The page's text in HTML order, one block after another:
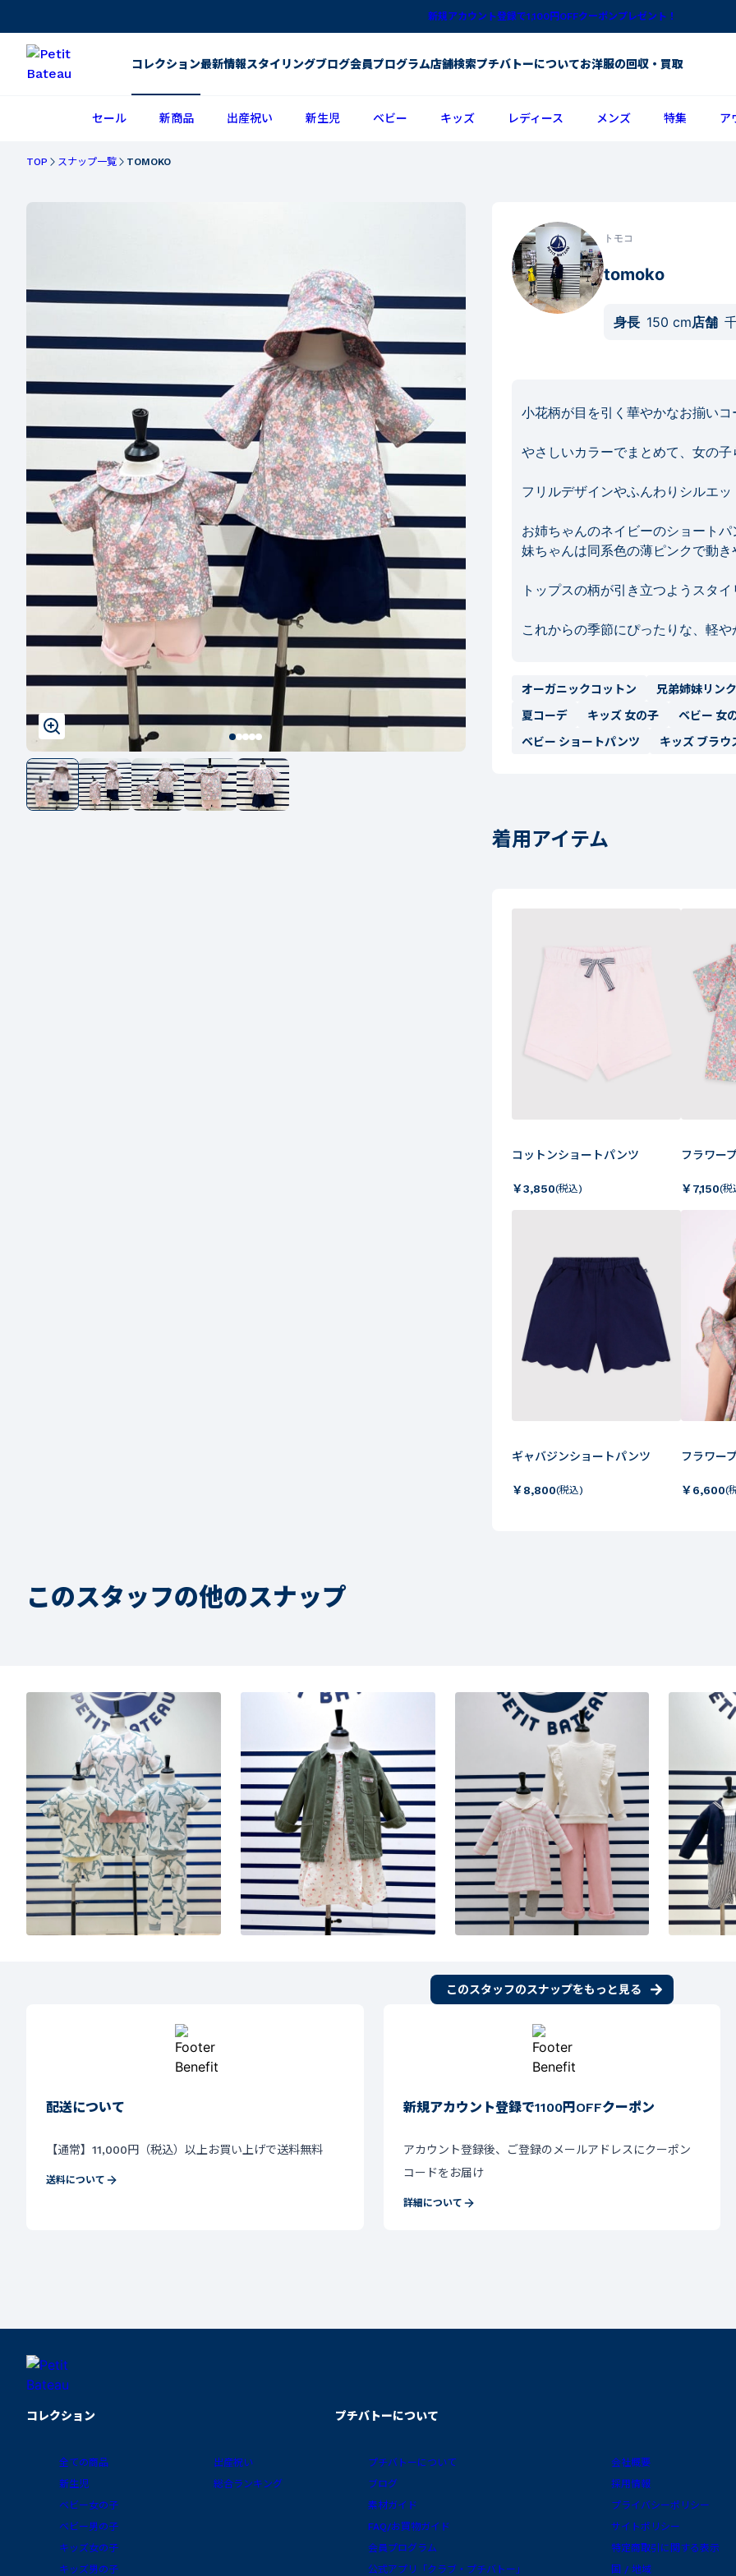
新規アカウント登録で1,100円OFFクーポンプレゼント！
コレクション最新情報スタイリングブログ会員プログラム店舗検索プチバトーについてお洋服の回収・買取
セール 新商品 出産祝い 新生児 ベビー キッズ レディース メンズ 特集 ア
TOP スナップ一覧 TOMOKO
トモコ
tomoko
身長 150 cm店舗
小花柄が目を引く華やかなお揃いコ
やさしいカラーでまとめて、女の
フリルデザインやふんわりシルエ
お姉ちゃんのネイビーのショート
妹ちゃんは同系色の薄ピンクで動
トップスの柄が引き立つようスタ
オーガニックコットン
兄弟姉妹リン
夏コーデ
キッズ 女の子
ベビー 女
ベビー ショートパンツ
キッズ ブラウ
着用アイテム
コットンショートパンツ
￥3,850(税込)
フラワー
￥7,150(税
ギャバジンショートパンツ
￥8,800(税込)
フラワー
￥6,600(
このスタッフの他のスナップ
このスタッフのスナップをもっと見る
配送について
【通常】11,000円（税込）以上お買い上げで送料無料
送料について
新規アカウント登録で1100円OFFクーポン
アカウント登録後、ご登録のメールアドレスにクーポン
コードをお届け
詳細について
コレクション
全ての商品
新生児
ベビー女の子
ベビー男の子
キッズ女の子
キッズ男の子
出産祝い
総合ランキング
プチバトーについて
プチバトーについて
ブログ
素材ガイド
FAQ/お買物ガイド
会員プログラム
公式アプリ「クラブ・プチバトー」
会社概要
採用情報
プライバシーポリシー
サイトポリシー
特定商取引に関する表示
国 / 地域